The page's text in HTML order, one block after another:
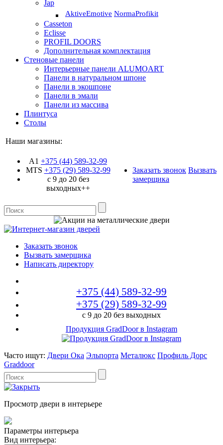
Jap
AktiveEmotive NormaProfikit
Casseton
Eclisse
PROFIL DOORS
Дополнительная комплектация
Стеновые панели
Интерьерные панели ALUMOART
Панели в натуральном шпоне
Панели в экошпоне
Панели в эмали
Панели из массива
Плинтуса
Столы
Наши магазины:
A1 +375 (44) 589-32-99
MTS +375 (29)589-32-99
с 9 до 20 без
выходных++
Заказать звонок Вызвать
замерщика
Заказать звонок
Вызвать замерщика
Написать директору
+375 (44) 589-32-99
+375 (29) 589-32-99
с 9 до 20 без выходных
Продукция GradDoor в Instagram
Часто ищут: Двери Ока Эльпорта Металюкс Профиль Дорс
Graddoor
Просмотр двери в интерьере
Параметры интерьера
Вид интерьера: